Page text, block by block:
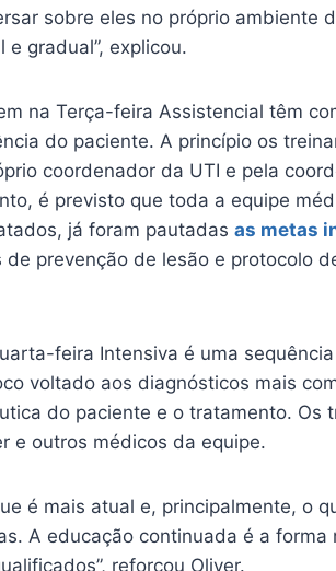
sobre eles no próprio ambiente
gradual”, explicou.
na Terça-feira Assistencial têm
do paciente. A princípio os
coordenador da UTI e pela
é previsto que toda a equipe
já foram pautadas as metas
de prevenção de lesão e protocolo
feira Intensiva é uma
voltado aos diagnósticos mais
do paciente e o tratamento. Os
e outros médicos da equipe.
é mais atual e, principalmente, o
A educação continuada é a forma
reforçou Oliver.